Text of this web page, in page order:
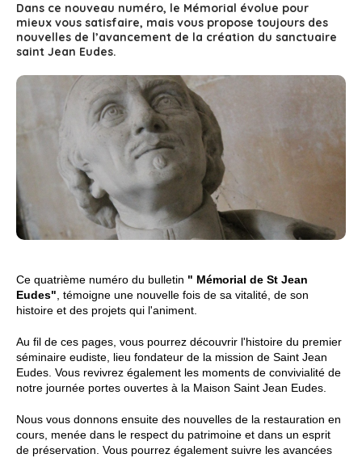
Dans ce nouveau numéro, le Mémorial évolue pour
mieux vous satisfaire, mais vous propose toujours des
nouvelles de l’avancement de la création du sanctuaire
saint Jean Eudes.
Ce quatrième numéro du bulletin " Mémorial de St Jean
Eudes" , témoigne une nouvelle fois de sa vitalité, de son
histoire et des projets qui l'animent.
Au fil de ces pages, vous pourrez découvrir l'histoire du premier
séminaire eudiste, lieu fondateur de la mission de Saint Jean
Eudes. Vous revivrez également les moments de convivialité de
notre journée portes ouvertes à la Maison Saint Jean Eudes.
Nous vous donnons ensuite des nouvelles de la restauration en
cours, menée dans le respect du patrimoine et dans un esprit
de préservation. Vous pourrez également suivre les avancées